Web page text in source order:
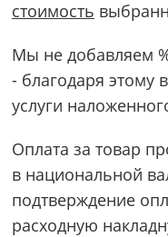
стоимость
Мы не добавляем
- благодаря этому
услуги
Оплата за товар
в национальной
подтверждение
расходную